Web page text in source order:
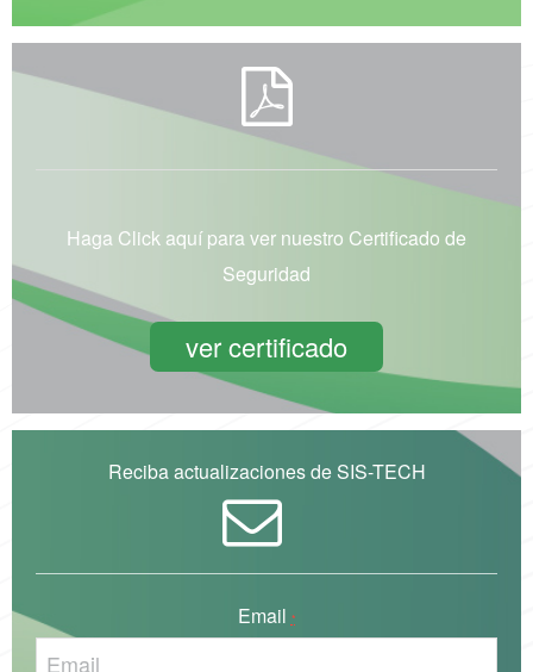
Haga Click aquí para ver nuestro Certificado de
Seguridad
ver certificado
Reciba actualizaciones de SIS-TECH
Email *